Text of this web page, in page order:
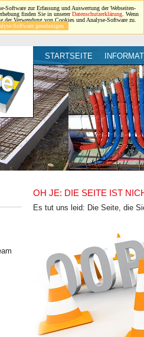
Software zur Erfassung und Auswertung der Webseiten-
finden Sie in unsererDatenschutzerklärung . Wenn
Verwendung von Cookies und Analyse-Software zu.
Software genehmigen
STARTSEITE
OH JE: DIE SEITE IST
Es tut uns leid: Die Seite, die